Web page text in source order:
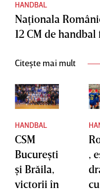
HANDBAL
Naţionala
12 CM de
Citește mai mult
HANDBAL
CSM
Bucureşti
şi Brăila,
victorii în
,